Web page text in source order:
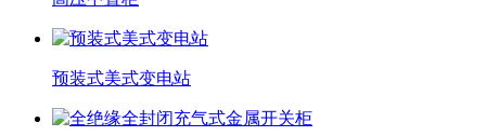
预装式美式变电站